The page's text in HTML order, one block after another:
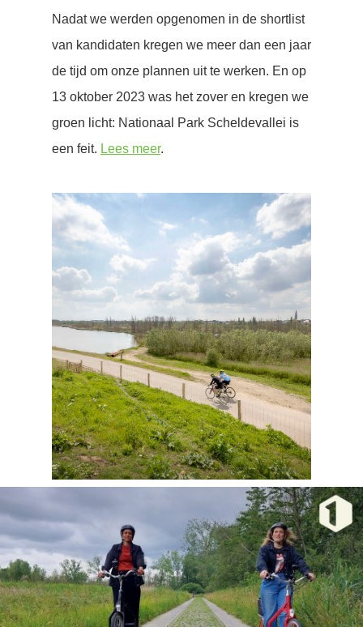
Nadat we werden opgenomen in de shortlist
van kandidaten kregen we meer dan een jaar
de tijd om onze plannen uit te werken. En op
13 oktober 2023 was het zover en kregen we
groen licht: Nationaal Park Scheldevallei is
een feit. Lees meer.